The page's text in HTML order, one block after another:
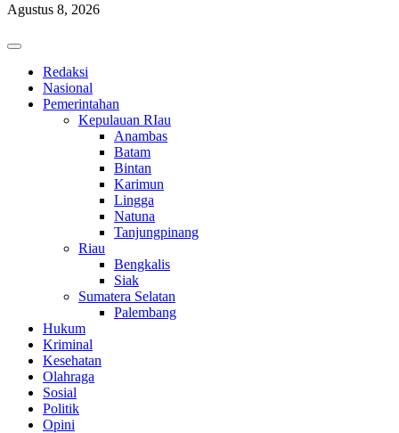
Skip
content
Agustus 8, 2026
Primary
Redaksi
Nasional
Pemerintahan
Kepulauan RIau
Anambas
Batam
Bintan
Karimun
Lingga
Natuna
Tanjungpinang
Riau
Bengkalis
Siak
Sumatera Selatan
Palembang
Hukum
Kriminal
Kesehatan
Olahraga
Sosial
Politik
Opini